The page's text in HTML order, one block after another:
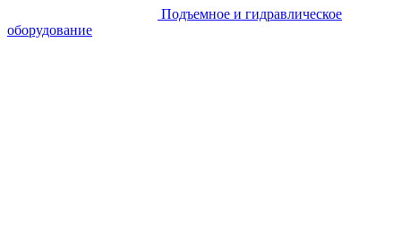
Подъемное и гидравлическое
оборудование